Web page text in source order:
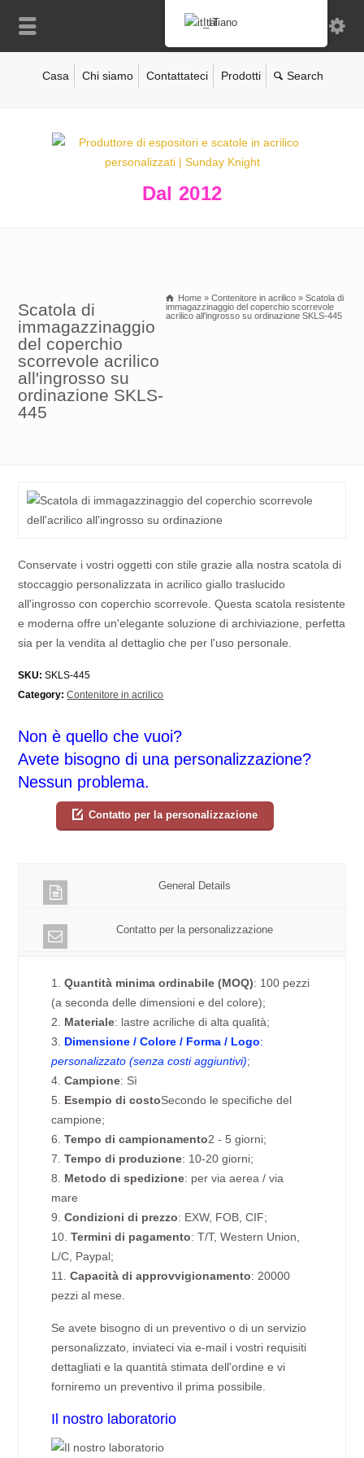
Casa Chi siamo Contattateci Prodotti
Dal 2012
Scatola di
immagazzinaggio
del coperchio
scorrevole acrilico
all'ingrosso su
ordinazione SKLS-
445
Home » Contenitore in acrilico » Scatola di
immagazzinaggio del coperchio scorrevole
acrilico all'ingrosso su ordinazione SKLS-445
Conservate i vostri oggetti con stile grazie alla nostra scatola di
stoccaggio personalizzata in acrilico giallo traslucido
all'ingrosso con coperchio scorrevole. Questa scatola resistente
e moderna offre un'elegante soluzione di archiviazione, perfetta
sia per la vendita al dettaglio che per l'uso personale.
SKU: SKLS-445
Category: Contenitore in acrilico
Non è quello che vuoi?
Avete bisogno di una personalizzazione?
Nessun problema.
Contatto per la personalizzazione
General Details
Contatto per la personalizzazione
1.Quantità minima ordinabile (MOQ): 100 pezzi
(a seconda delle dimensioni e del colore);
2. Materiale: lastre acriliche di alta qualità;
3. Dimensione / Colore / Forma / Logo:
personalizzato (senza costi aggiuntivi);
4.Campione: Sì
5. Esempio di costoSecondo le specifiche del
campione;
6.Tempo di campionamento2 - 5 giorni;
7.Tempo di produzione: 10-20 giorni;
8. Metodo di spedizione: per via aerea / via
mare
9.Condizioni di prezzo: EXW, FOB, CIF;
10.Termini di pagamento: T/T, Western Union,
L/C, Paypal;
11.Capacità di approvvigionamento: 20000
pezzi al mese.
Se avete bisogno di un preventivo o di un servizio
personalizzato, inviateci via e-mail i vostri requisiti
dettagliati e la quantità stimata dell'ordine e vi
forniremo un preventivo il prima possibile.
Il nostro laboratorio
Italiano